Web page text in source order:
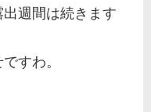
週間は続きます
すわ。